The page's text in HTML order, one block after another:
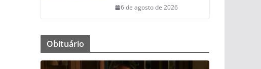
6 de agosto de 2026
Obituário